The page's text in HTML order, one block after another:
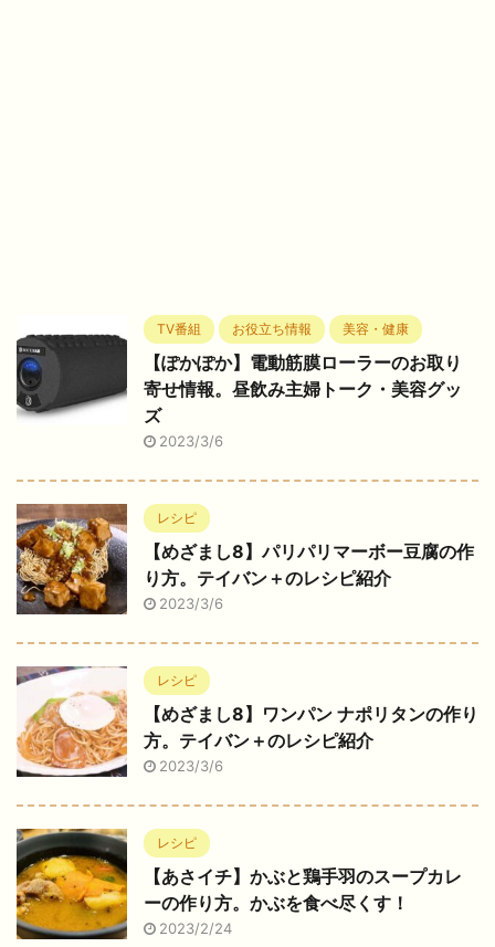
TV番組 お役立ち情報 美容・健康
【ぽかぽか】電動筋膜ローラーのお取り
寄せ情報。昼飲み主婦トーク・美容グッ
ズ
2023/3/6
レシピ
【めざまし8】パリパリマーボー豆腐の作
り方。テイバン＋のレシピ紹介
2023/3/6
レシピ
【めざまし8】ワンパン ナポリタンの作り
方。テイバン＋のレシピ紹介
2023/3/6
レシピ
【あさイチ】かぶと鶏手羽のスープカレ
ーの作り方。かぶを食べ尽くす！
2023/2/24